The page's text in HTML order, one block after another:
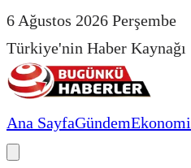
6 Ağustos 2026 Perşembe
Türkiye'nin Haber Kaynağı
Ana SayfaGündemEkonomi